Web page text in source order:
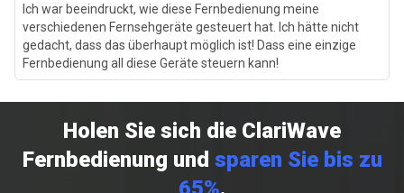
Ich war beeindruckt, wie diese Fernbedienung meine
verschiedenen Fernsehgeräte gesteuert hat. Ich hätte nicht
gedacht, dass das überhaupt möglich ist! Dass eine einzige
Fernbedienung all diese Geräte steuern kann!
Holen Sie sich die ClariWave
Fernbedienung und sparen Sie bis zu